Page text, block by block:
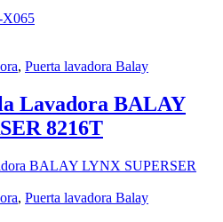
X065
, Puerta lavadora Balay
Lavadora BALAY
8216T
, Puerta lavadora Balay